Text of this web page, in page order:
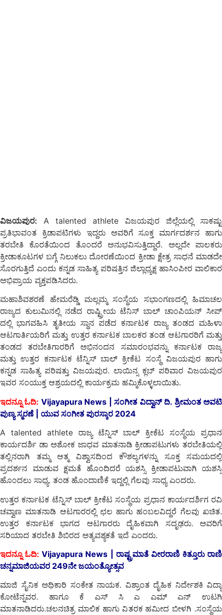
ವಿಜಯಪುರ: A talented athlete ವಿಜಯಪುರ ಜಿಲ್ಲೆಯಲ್ಲಿ ಸಾಕಷ್ಟು
ಪ್ರತಿಭಾವಂತ ಕ್ರಿಡಾಪಟಿಗಳು ಇದ್ದರು ಅವರಿಗೆ ಸೂಕ್ತ ಮಾರ್ಗದರ್ಶನ ಹಾಗು
ತರಬೇತಿ ಕೊರತೆಯಿಂದ ತೊಂದರೆ ಅನುಭವಿಸುತ್ತಿದ್ದಾರೆ. ಅಲ್ಲದೇ ಪಾಲಕರು
ಕ್ರೀಡಾಕೂಟಗಳ ಬಗ್ಗೆ ನಿಲುಕಲು ದೋರಣೆಯಿಂದ ಕ್ರೀಡಾ ಕ್ಷೇತ್ರ ಸಾಧನೆ ಮಾಡದೇ
ಸೊರಗುತ್ತಿದೆ ಎಂದು ಕನ್ನಡ ಸಾಹಿತ್ಯ ಪರಿಷತ್ತಿನ ಜಿಲ್ಲಾಧ್ಯಕ್ಷ ಹಾಸಿಂಪೀರ ವಾಲಿಕಾರ
ಅಭಿಪ್ರಾಯ ವ್ಯಕ್ತಪಡಿಸಿದರು.
ಮಹಾಶಿವಶರಣೆ ಹೇಮರೆಡ್ಡಿ ಮಲ್ಲಮ್ಮ ಸಂಸ್ಥೆಯ ಸಭಾಂಗಣದಲ್ಲಿ ಹಿಮಾಚಲ
ರಾಜ್ಯದ ಕುಲುಮಿನಲ್ಲಿ ನಡೆದ ರಾಷ್ಟ್ರೀಯ ಟೆನಿಸ್ ಬಾಲ್ ಚಾಂಪಿಯನ್ ಸೀಪ್
ದಲ್ಲಿ ಭಾಗವಹಿಸಿ ತೃತೀಯ ಸ್ಥಾನ ಪಡೆದ ಕರ್ನಾಟಕ ರಾಜ್ಯ ತಂಡದ ಮಹಿಳಾ
ಆಟಗಾರ್ತಿಯರಿಗೆ ಮತ್ತು ಉತ್ತರ ಕರ್ನಾಟಕ ಬಾಲಕರ ತಂಡ ಆಟಗಾರರಿಗೆ ಮತ್ತು
ತಂಡದ ತರಬೇತಿಗಾರರಿಗೆ ಅಭಿನಂದನ ಸಮಾರಂಭವನ್ನು ಕರ್ನಾಟಕ ರಾಜ್ಯ
ಮತ್ತು ಉತ್ತರ ಕರ್ನಾಟಕ ಟೆನ್ನಿಸ್ ಬಾಲ್ ಕ್ರೀಕೆಟ ಸಂಸ್ಥೆ ವಿಜಯಪುರ ಹಾಗು
ಕನ್ನಡ ಸಾಹಿತ್ಯ ಪರಿಷತ್ತು ವಿಜಯಪುರ. ಲಾಯಿನ್ಸ ಕ್ಲಬ್ ಪರಿವಾರ ವಿಜಯಪುರ
ಇವರ ಸಂಯುಕ್ತ ಆಶ್ರಯದಲ್ಲಿ ಕಾರ್ಯಕ್ರಮ ಹಮ್ಮಿಕೊಳ್ಳಲಾಯಿತು.
ಇದನ್ನೂ ಓದಿ: Vijayapura News | ಸಂಗೀತ ವಿದ್ವಾನ್ ದಿ. ಶ್ರೀಮಂತ ಅವಟಿ
ಪುಣ್ಯ ಸ್ಮರಣೆ | ಯುವ ಸಂಗೀತ ಪುರಸ್ಕಾರ 2024
A talented athlete ರಾಜ್ಯ ಟೆನ್ನಿಸ್ ಬಾಲ್ ಕ್ರೀಕೆಟ ಸಂಸ್ಥೆಯ ಪ್ರಧಾನ
ಕಾರ್ಯದರ್ಶಿ ಡಾ ಅಶೋಕ ಜಾಧವ ಮಾತನಾಡಿ ಕ್ರೀಡಾಪಟುಗಳು ತರಬೇತಿಯಲ್ಲಿ
ತಲ್ಲಿನರಾಗಿ ತಮ್ಮ ಆತ್ಮ ವಿಶ್ವಾಸದಿಂದ ಕೌಶಲ್ಯಗಳನ್ನು ಸೂಕ್ತ ಸಮಯದಲ್ಲಿ
ಪ್ರದರ್ಶನ ಮಾಡುವ ಕ್ಷಮತೆ ಹೊಂದಿದರೆ ಯಶಸ್ಸಿ ಕ್ರೀಡಾಪಟುವಾಗಿ ಯಶಸ್ಸಿ
ಹೊಂದಲು ಸಾಧ್ಯ. ತಂಡ ಹೊಂದಾಣಿಕೆ ಇದ್ದಲ್ಲಿ ಗೆಲವು ಸಾಧ್ಯ ಎಂದರು.
ಉತ್ತರ ಕರ್ನಾಟಕ ಟೆನ್ನಿಸ್ ಬಾಲ್ ಕ್ರೀಕೆಟ ಸಂಸ್ಥೆಯ ಪ್ರಧಾನ ಕಾರ್ಯದರ್ಶಿಗ ರವಿ
ಚವ್ವಾಣ ಮಾತನಾಡಿ ಆಟಗಾರರಲ್ಲಿ ಛಲ ಹಾಗು ಹಂಬಲವಿದ್ದರೆ ಗೆಲವು ಖಚಿತ.
ಉತ್ತರ ಕರ್ನಾಟಕ ಭಾಗದ ಆಟಗಾರರು ದೈಹಿಕವಾಗಿ ಸದೃಢರು. ಅವರಿಗೆ
ಸರಿಯಾದ ತರಬೇತಿ ಶಿಬಿರದ ಅತ್ಯವಶ್ಯಕತೆ ಇದೆ ಎಂದರು.
ಇದನ್ನೂ ಓದಿ:Vijayapura News | ರಾಷ್ಟ್ರಮಾತೆ ವೀರರಾಣಿ ಕಿತ್ತೂರು ರಾಣಿ
ಚನ್ನಮಾಜಿಯವರ 249ನೇ ಜಯಂತ್ಯೋತ್ಸವ
ಮಾಜಿ ಸೈನಿಕ ಅಧಿಕಾರಿ ಸಂಕೇತ ನಾಯಕ. ವಿಶ್ರಾಂತ ದೈಹಿಕ ನಿರ್ದೇಶಕಿ ವಿದ್ಯಾ
ಕೋಟೆನ್ನವರ. ಹಾಗೂ ಕೆ ಎಸ್ ಸಿ ಎ ಎಮ್ ಎನ್ ಉಟಗಿ
ಮಾತನಾಡಿದರು.ಚಲನಚಿತ್ರ ಮಾಲಿಕ ಹಾಗು ವಿತರಕ ಹಮೀದ ಬೀಳಗಿ .ಸಂಸ್ಥೆಯ